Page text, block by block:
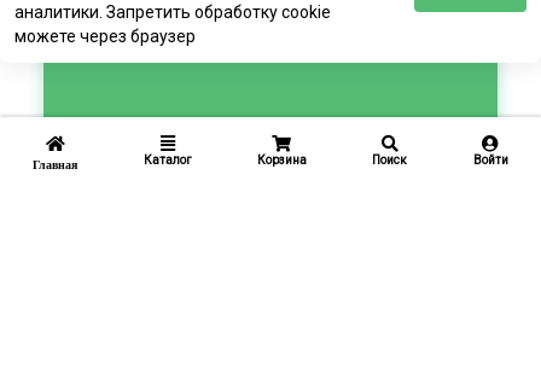
Главная Каталог Корзина Поиск Войти
аналитики. Запретить обработку cookie
можете через браузер